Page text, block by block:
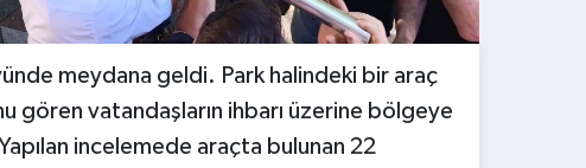
meydana geldi. Park halindeki bir araç
gören vatandaşların ihbarı üzerine bölgeye
incelemede araçta bulunan 22